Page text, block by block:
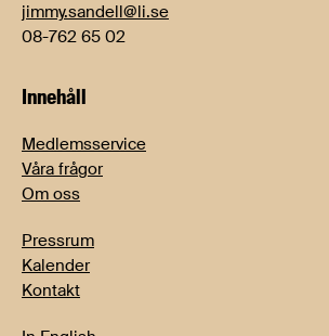
jimmy.sandell@li.se
08-762 65 02
Innehåll
Medlemsservice
Våra frågor
Om oss
Pressrum
Kalender
Kontakt